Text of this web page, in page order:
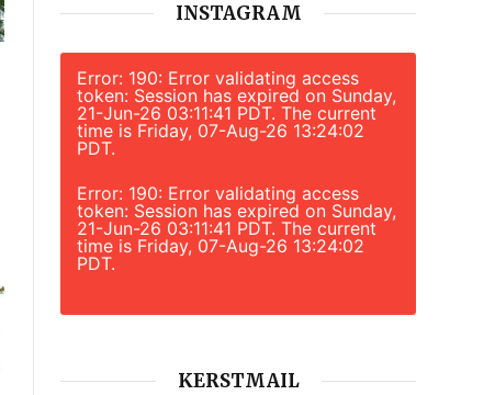
INSTAGRAM
Error: 190: Error validating access
token: Session has expired on Sunday,
21-Jun-26 03:11:41 PDT. The current
time is Friday, 07-Aug-26 13:24:02
PDT.
Error: 190: Error validating access
token: Session has expired on Sunday,
21-Jun-26 03:11:41 PDT. The current
time is Friday, 07-Aug-26 13:24:02
PDT.
KERSTMAIL